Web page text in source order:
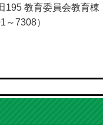
195 教育委員会教育棟
7308）